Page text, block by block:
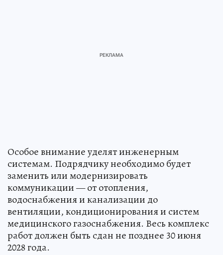
Особое внимание уделят инженерным
системам. Подрядчику необходимо будет
заменить или модернизировать
коммуникации — от отопления,
водоснабжения и канализации до
вентиляции, кондиционирования и систем
медицинского газоснабжения. Весь комплекс
работ должен быть сдан не позднее 30 июня
2028 года.